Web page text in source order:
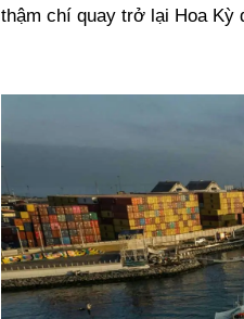
thậm chí quay trở lại Hoa Kỳ